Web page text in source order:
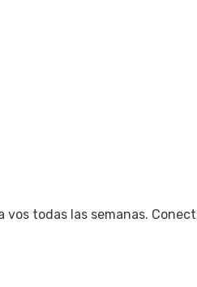
vos todas las semanas.